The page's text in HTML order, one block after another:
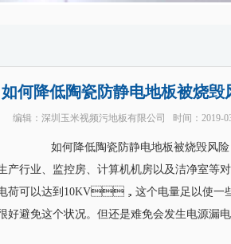
如何降低陶瓷防静电地板被烧毁
编辑： 深圳玉米视频污地板有限公司 时间：2019-
如何降低陶瓷防静电地板被烧毁风险
行业、监控房、计算机机房以及洁净室
电荷可以达到10KV，这个电量足以使一
好避免这个状况。但还是难免会发生电源漏